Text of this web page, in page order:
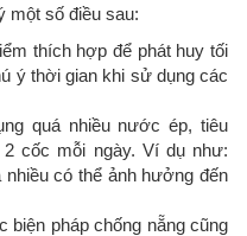
một số điều sau:
thích hợp để phát huy tối
ý thời gian khi sử dụng các
quá nhiều nước ép, tiêu
cốc mỗi ngày. Ví dụ như:
có thể ảnh hưởng đến
biện pháp chống nẵng cũng